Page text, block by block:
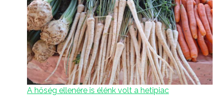
A hőség ellenére is élénk volt a hetipiac